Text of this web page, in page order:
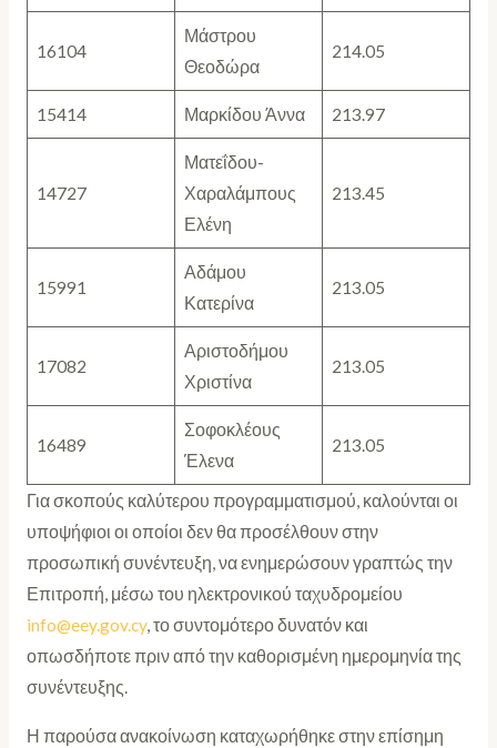
16104
Μάστρου
Θεοδώρα
214.05
15414 Μαρκίδου Άννα 213.97
14727
Ματεΐδου-
Χαραλάμπους
Ελένη
213.45
15991
Αδάμου
Κατερίνα
213.05
17082
Αριστοδήμου
Χριστίνα
213.05
16489
Σοφοκλέους
Έλενα
213.05
Για σκοπούς καλύτερου προγραμματισμού, καλούνται οι
υποψήφιοι οι οποίοι δεν θα προσέλθουν στην
προσωπική συνέντευξη, να ενημερώσουν γραπτώς την
Επιτροπή, μέσω του ηλεκτρονικού ταχυδρομείου
info@eey.gov.cy, το συντομότερο δυνατόν και
οπωσδήποτε πριν από την καθορισμένη ημερομηνία της
συνέντευξης.
Η παρούσα ανακοίνωση καταχωρήθηκε στην επίσημη